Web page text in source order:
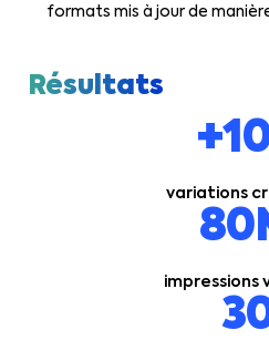
formats mis à jour de
Résultats
variations
impressions